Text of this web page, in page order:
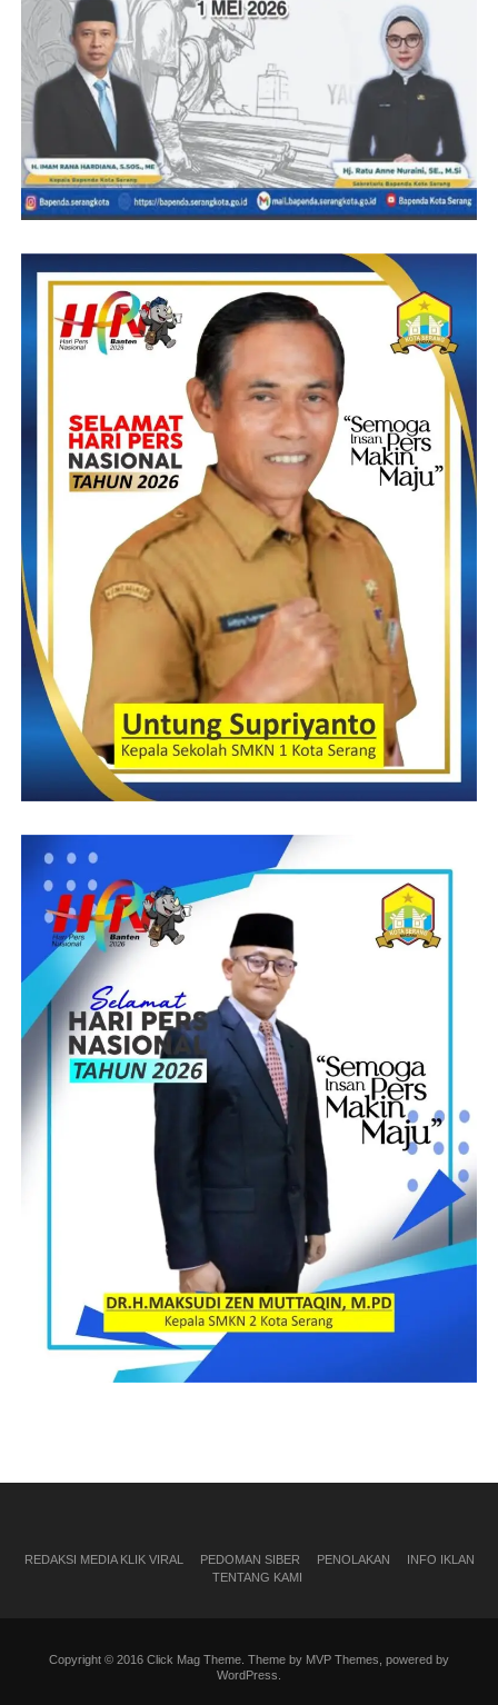
REDAKSI MEDIA KLIK VIRAL PEDOMAN SIBER PENOLAKAN
INFO IKLAN
TENTANG KAMI
Copyright © 2016 Click Mag Theme. Theme by MVP Themes, powered by
WordPress.